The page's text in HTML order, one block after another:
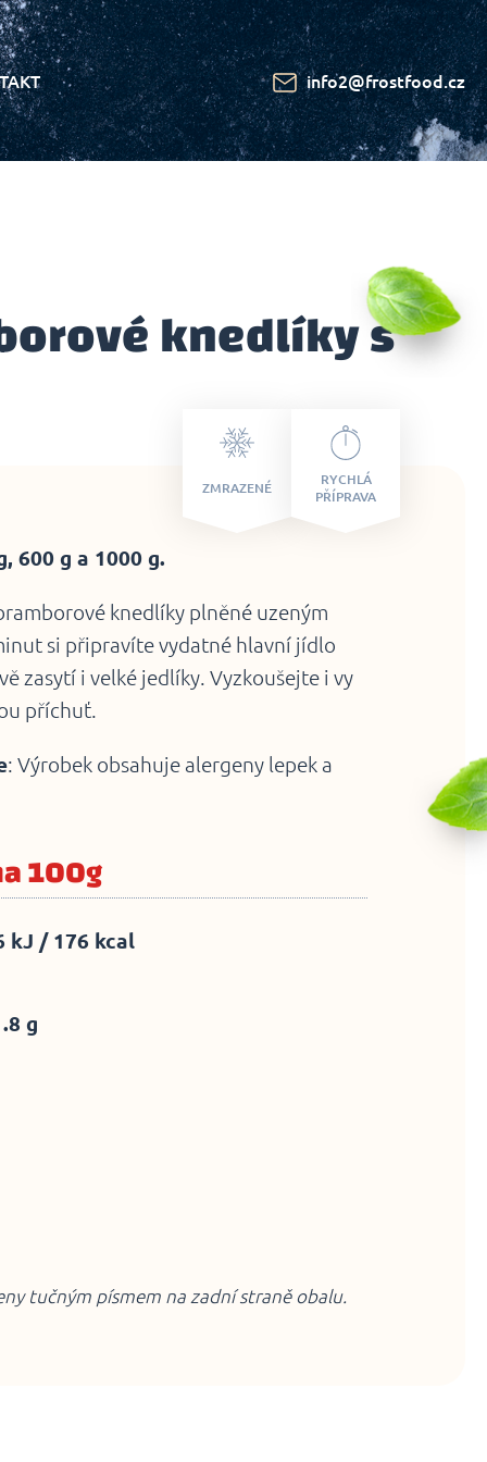
info2@frostfood.cz
knedlíky s
600 g a 1000 g.
knedlíky plněné uzeným
si připravíte vydatné hlavní jídlo
zasytí i velké jedlíky. Vyzkoušejte i vy
příchuť.
: Výrobek obsahuje alergeny lepek a
100g
kJ / 176 kcal
g
tučným písmem na zadní straně obalu.
ZMRAZENÉ
RYCHLÁ
PŘÍPRAVA